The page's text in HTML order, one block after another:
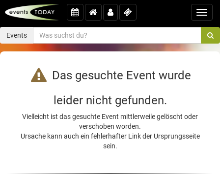
Events
Das gesuchte Event wurde
leider nicht gefunden.
Vielleicht ist das gesuchte Event mittlerweile gelöscht oder
verschoben worden.
Ursache kann auch ein fehlerhafter Link der Ursprungsseite
sein.